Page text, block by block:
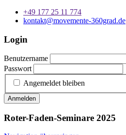
+49 177 25 11 774
kontakt@movemente-360grad.de
Login
Benutzername
Passwort
Angemeldet bleiben
Anmelden
Roter-Faden-Seminare 2025